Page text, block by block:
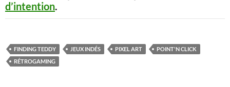
d’intention.
FINDING TEDDY JEUX INDÉS PIXEL ART
POINT'N CLICK
RÉTROGAMING